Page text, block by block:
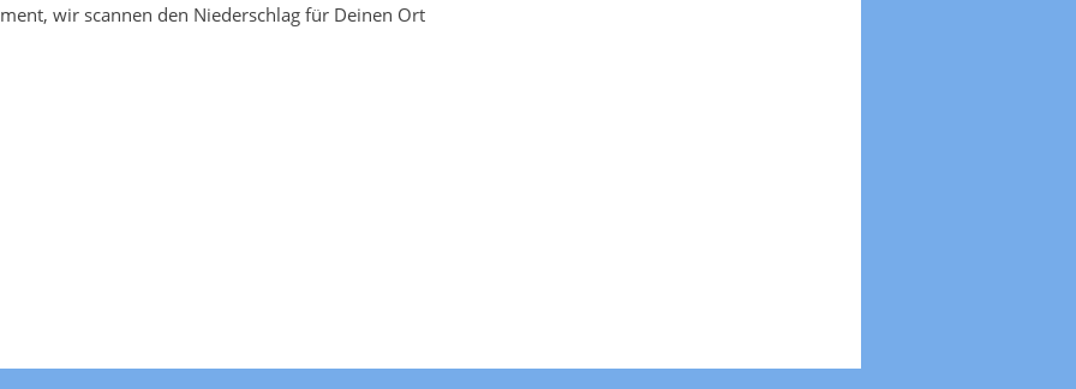
wir scannen den Niederschlag für Deinen Ort